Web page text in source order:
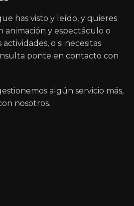
has visto y leído, y quieres
animación y espectáculo o
o si necesitas
ponte en contacto con
algún servicio más,
nosotros.